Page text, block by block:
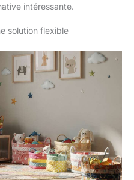
intéressante.
solution flexible